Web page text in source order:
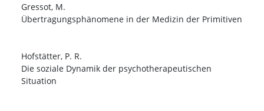
Gressot, M.
Übertragungsphänomene in der Medizin der Primitiven
Hofstätter, P. R.
Die soziale Dynamik der psychotherapeutischen
Situation